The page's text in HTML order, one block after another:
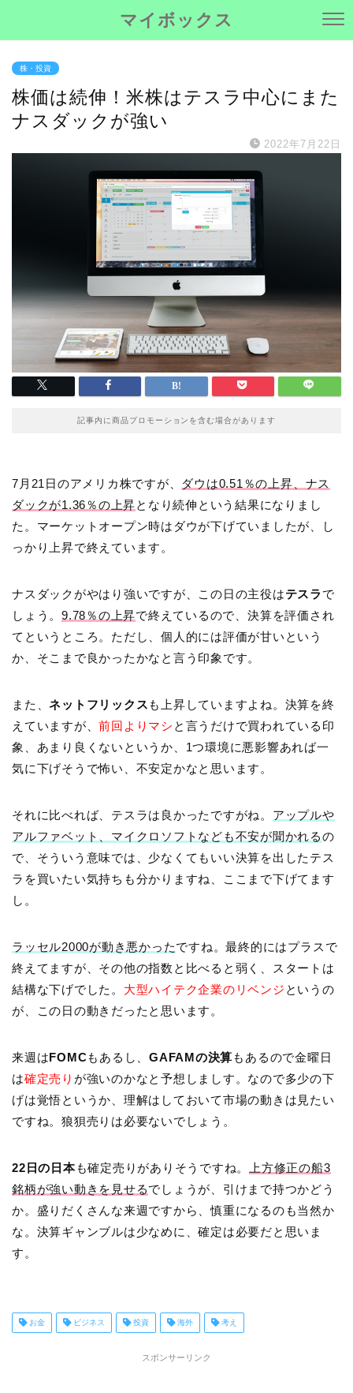
マイボックス
株・投資
株価は続伸！米株はテスラ中心にまた
ナスダックが強い
2022年7月22日
記事内に商品プロモーションを含む場合があります
7月21日のアメリカ株ですが、 ダウは0.51％の上昇、ナス
ダックが1.36％の上昇となり続伸という結果になりまし
た。マーケットオープン時はダウが下げていましたが、し
っかり上昇で終えています。
ナスダックがやはり強いですが、この日の主役はテスラで
しょう。9.78％の上昇で終えているので、決算を評価され
てというところ。ただし、個人的には評価が甘いという
か、そこまで良かったかなと言う印象です。
また、ネットフリックスも上昇していますよね。決算を終
えていますが、前回よりマシ と言うだけで買われている印
象、あまり良くないというか、1つ環境に悪影響あれば一
気に下げそうで怖い、不安定かなと思います。
それに比べれば、テスラは良かったですがね。 アップルや
アルファベット、マイクロソフトなども不安が聞かれるの
で、そういう意味では、少なくてもいい決算を出したテス
ラを買いたい気持ちも分かりますね、ここまで下げてます
し。
ラッセル2000が動き悪かったですね。最終的にはプラスで
終えてますが、その他の指数と比べると弱く、スタートは
結構な下げでした。 大型ハイテク企業のリベンジ というの
が、この日の動きだったと思います。
来週はFOMCもあるし、GAFAMの決算もあるので金曜日
は確定売り が強いのかなと予想しましす。なので多少の下
げは覚悟というか、理解はしておいて市場の動きは見たい
ですね。狼狽売りは必要ないでしょう。
22日の日本も確定売りがありそうですね。
上方修正の船3
銘柄が強い動きを見せるでしょうが、引けまで持つかどう
か。盛りだくさんな来週ですから、慎重になるのも当然か
な。決算ギャンブルは少なめに、確定は必要だと思いま
す。
お金 ビジネス 投資 海外 考え
スポンサーリンク